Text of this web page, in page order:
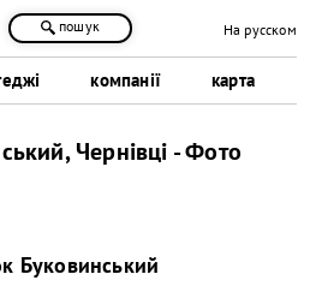
компанії карта
пошук На русском
Чернівці - Фото
Буковинський